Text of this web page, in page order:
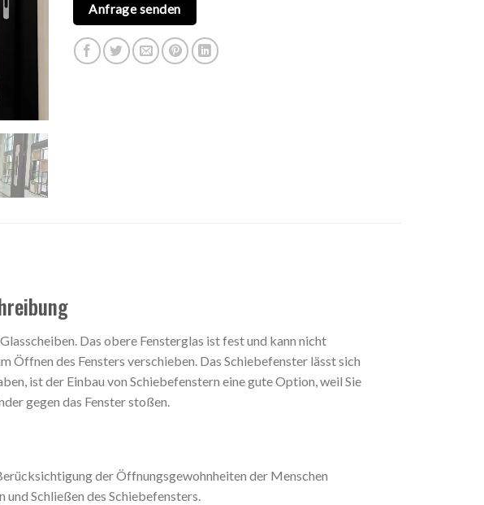
Anfrage senden
Das obere Fensterglas ist fest und kann nicht
Öffnen des Fensters verschieben. Das Schiebefenster lässt sich
ist der Einbau von Schiebefenstern eine gute Option, weil Sie
gegen das Fenster stoßen.
der Öffnungsgewohnheiten der Menschen
Schließen des Schiebefensters.